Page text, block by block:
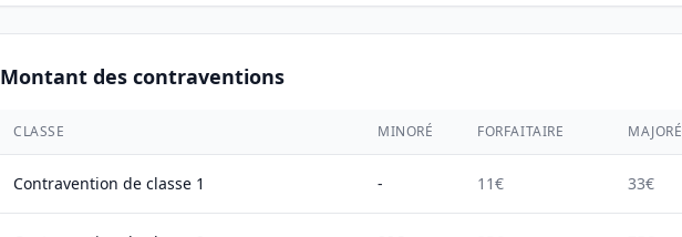
Montant des contraventions
CLASSE MINORÉ FORFAITAIRE MAJORÉ
Contravention de classe 1 - 11€ 33€